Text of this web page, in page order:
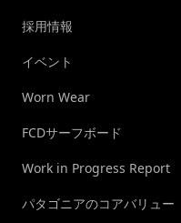
採用情報
イベント
Worn Wear
FCDサーフボード
Work in Progress Report
パタゴニアのコアバリュー